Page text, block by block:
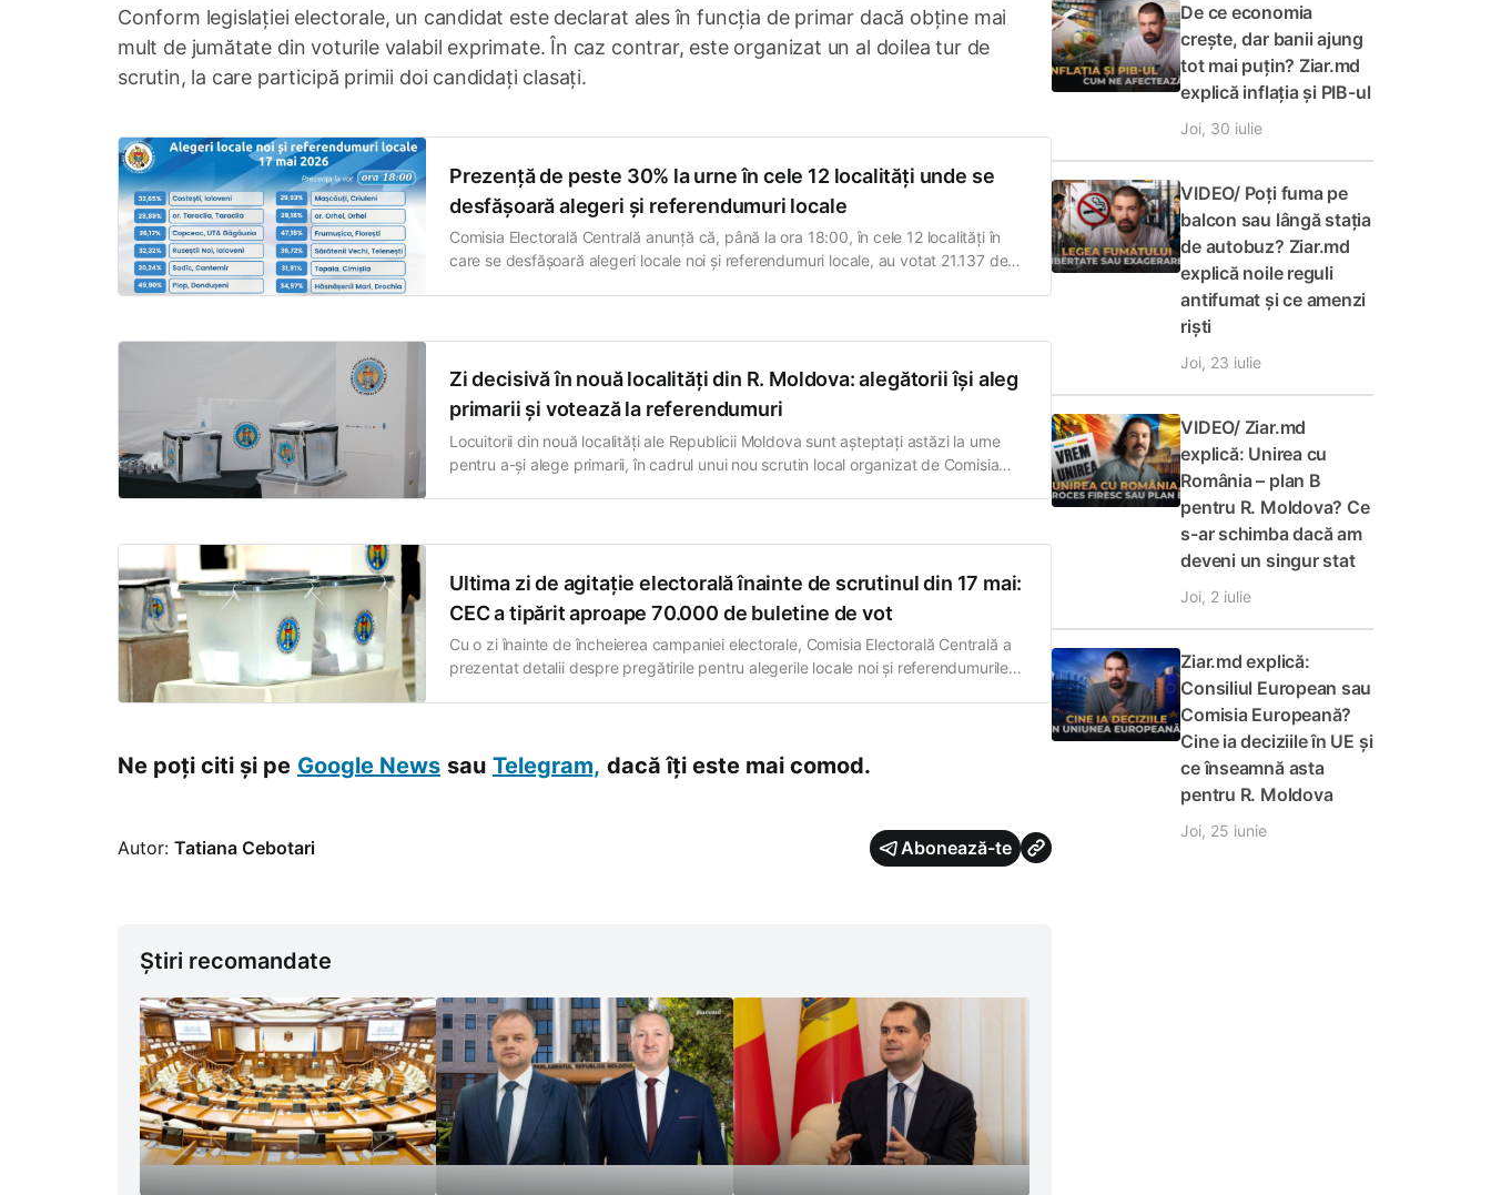
Conform legislației electorale, un candidat este declarat ales în funcția de primar dacă obține mai
mult de jumătate din voturile valabil exprimate. În caz contrar, este organizat un al doilea tur de
scrutin, la care participă primii doi candidați clasați.
Prezență de peste 30% la urne în cele 12 localități unde se
desfășoară alegeri și referendumuri locale
Comisia Electorală Centrală anunță că, până la ora 18:00, în cele 12 localități în
care se desfășoară alegeri locale noi și referendumuri locale, au votat 21.137 de
Zi decisivă în nouă localități din R. Moldova: alegătorii își aleg
primarii și votează la referendumuri
Locuitorii din nouă localități ale Republicii Moldova sunt așteptați astăzi la urne
pentru a-și alege primarii, în cadrul unui nou scrutin local organizat de Comisia
Ultima zi de agitație electorală înainte de scrutinul din 17 mai:
CEC a tipărit aproape 70.000 de buletine de vot
Cu o zi înainte de încheierea campaniei electorale, Comisia Electorală Centrală a
prezentat detalii despre pregătirile pentru alegerile locale noi și referendumurile
Ne poți citi și pe Google News sau Telegram, dacă îți este mai comod.
Autor: Tatiana Cebotari Abonează-te
Știri recomandate
De ce economia
crește, dar banii ajung
tot mai puțin? Ziar.md
explică inflația și PIB-ul
Joi, 30 iulie
VIDEO/ Poți fuma pe
balcon sau lângă stația
de autobuz? Ziar.md
explică noile reguli
antifumat și ce amenzi
riști
Joi, 23 iulie
VIDEO/ Ziar.md
explică: Unirea cu
România – plan B
pentru R. Moldova? Ce
s-ar schimba dacă am
deveni un singur stat
Joi, 2 iulie
Ziar.md explică:
Consiliul European sau
Comisia Europeană?
Cine ia deciziile în UE și
ce înseamnă asta
pentru R. Moldova
Joi, 25 iunie